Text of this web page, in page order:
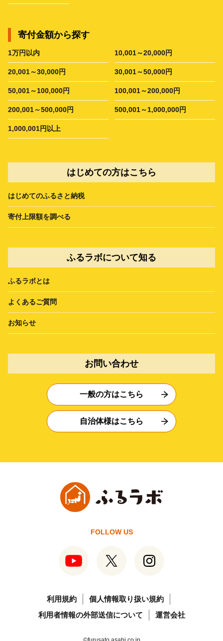
寄付金額から探す
1万円以内 10,001～20,000円
20,001～30,000円 30,001～50,000円
50,001～100,000円 100,001～200,000円
200,001～500,000円 500,001～1,000,000円
1,000,001円以上
はじめての方はこちら
はじめてのふるさと納税
寄付上限額を調べる
ふるラボについて知る
ふるラボとは
よくあるご質問
お知らせ
お問い合わせ
一般の方はこちら
自治体様はこちら
FOLLOW US
利用規約
個人情報取り扱い規約
利用者情報の外部送信について
運営会社